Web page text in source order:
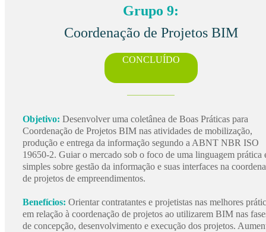
Grupo 9:
Coordenação de Projetos BIM
CONCLUÍDO
Objetivo: Desenvolver uma coletânea de Boas Práticas para
Coordenação de Projetos BIM nas atividades de mobilização,
produção e entrega da informação segundo a ABNT NBR ISO
19650-2. Guiar o mercado sob o foco de uma linguagem prática
simples sobre gestão da informação e suas interfaces na
de projetos de empreendimentos.
Benefícios: Orientar contratantes e projetistas nas melhores
em relação à coordenação de projetos ao utilizarem BIM nas
de concepção, desenvolvimento e execução dos projetos.